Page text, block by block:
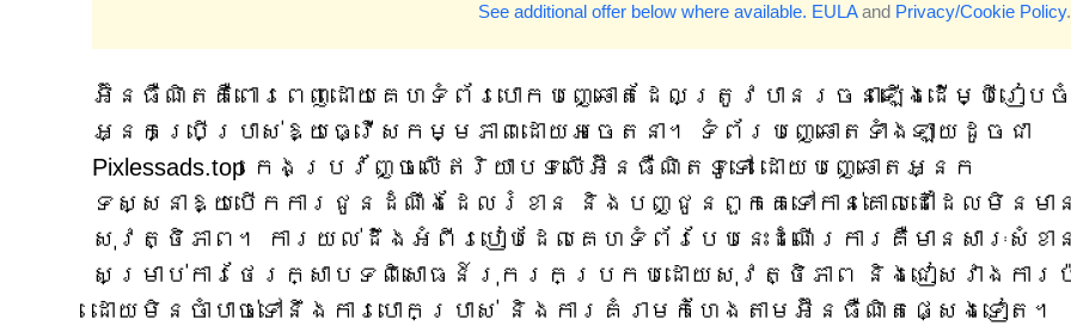
See additional offer below where available. EULAand Privacy/Cookie Policy.
អ៊ិនធឺណិតគឺពោរពេញដោយគេហទំព័របោកបញ្ឆោតដែលត្រូវបានរចនាឡើងដើម្បីរៀបចំ
អ្នកប្រើប្រាស់ឱ្យធ្វើសកម្មភាពដោយអចេតនា។ ទំព័របញ្ឆោតទាំងឡាយដូចជា
Pixlessads.top កេងប្រវ័ញ្ចលើឥរិយាបទលើអ៊ីនធឺណិតទូទៅ ដោយបញ្ឆោតអ្នក
ទស្សនាឱ្យបើកការជូនដំណឹងដែលរំខាន និងបញ្ជូនពួកគេទៅកាន់គោលដៅដែលមិនមាន
សុវត្ថិភាព។ ការយល់ដឹងអំពីរបៀបដែលគេហទំព័របែបនេះដំណើរការគឺមានសារៈសំខា
សម្រាប់ការថែរក្សាបទពិសោធន៍រុករកប្រកបដោយសុវត្ថិភាព និងជៀសវាងការប៉
ដោយមិនចាំបាច់ទៅនឹងការបោកប្រាស់ និងការគំរាមកំហែងតាមអ៊ីនធឺណិតផ្សេងទៀត។